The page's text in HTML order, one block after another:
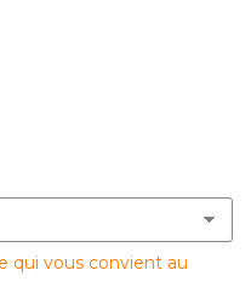
qui vous convient au